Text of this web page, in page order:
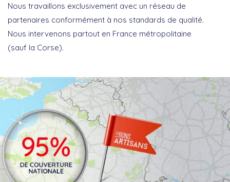
Nous travaillons exclusivement avec un réseau de
partenaires conformément à nos standards de qualité.
Nous intervenons partout en France métropolitaine
(sauf la Corse).